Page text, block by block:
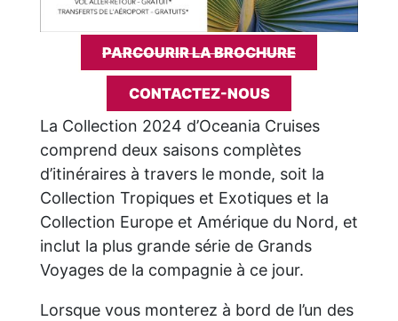
PARCOURIR LA BROCHURE
CONTACTEZ-NOUS
La Collection 2024 d’Oceania Cruises
comprend deux saisons complètes
d’itinéraires à travers le monde, soit la
Collection Tropiques et Exotiques et la
Collection Europe et Amérique du Nord, et
inclut la plus grande série de Grands
Voyages de la compagnie à ce jour.
Lorsque vous monterez à bord de l’un des